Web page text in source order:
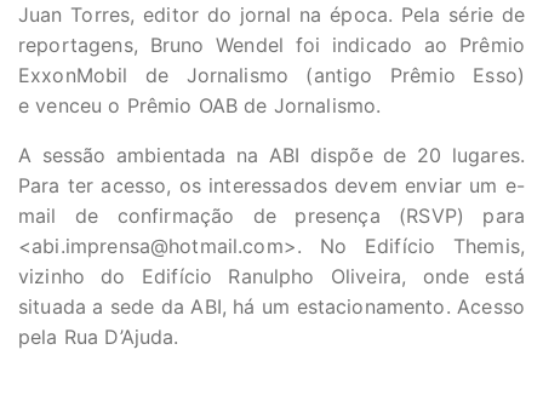
Juan Torres, editor do jornal na época. Pela série de
reportagens, Bruno Wendel foi indicado ao Prêmio
ExxonMobil de Jornalismo (antigo Prêmio Esso)
e venceu o Prêmio OAB de Jornalismo.
A sessão ambientada na ABI dispõe de 20 lugares.
Para ter acesso, os interessados devem enviar um e-
mail de confirmação de presença (RSVP) para
<abi.imprensa@hotmail.com>. No Edifício Themis,
vizinho do Edifício Ranulpho Oliveira, onde está
situada a sede da ABI, há um estacionamento. Acesso
pela Rua D’Ajuda.